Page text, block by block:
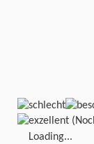
Loading...